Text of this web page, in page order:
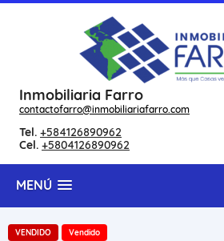
Inmobiliaria Farro
contactofarro@inmobiliariafarro.com
Tel. +584126890962
Cel. +5804126890962
MENÚ
VENDIDO Vendido